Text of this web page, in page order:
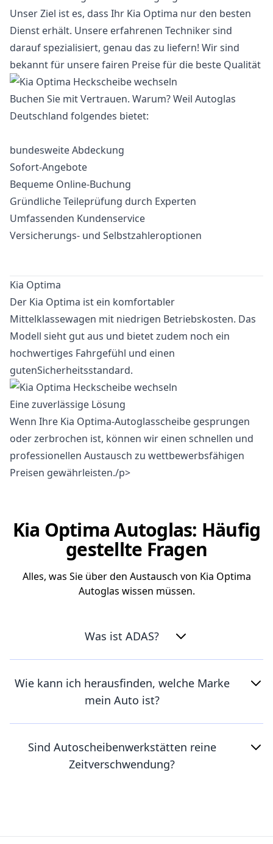
Unser Ziel ist es, dass Ihr Kia Optima nur den besten
Dienst erhält. Unsere erfahrenen Techniker sind
darauf spezialisiert, genau das zu liefern! Wir sind
bekannt für unsere fairen Preise für die beste Qualität
Buchen Sie mit Vertrauen. Warum? Weil Autoglas
Deutschland folgendes bietet:
bundesweite Abdeckung
Sofort-Angebote
Bequeme Online-Buchung
Gründliche Teileprüfung durch Experten
Umfassenden Kundenservice
Versicherungs- und Selbstzahleroptionen
Kia Optima
Der Kia Optima ist ein komfortabler
Mittelklassewagen mit niedrigen Betriebskosten. Das
Modell sieht gut aus und bietet zudem noch ein
hochwertiges Fahrgefühl und einen
gutenSicherheitsstandard.
Eine zuverlässige Lösung
Wenn Ihre Kia Optima-Autoglasscheibe gesprungen
oder zerbrochen ist, können wir einen schnellen und
professionellen Austausch zu wettbewerbsfähigen
Preisen gewährleisten./p>
Kia Optima Autoglas: Häufig
gestellte Fragen
Alles, was Sie über den Austausch von Kia Optima
Autoglas wissen müssen.
Was ist ADAS?
Wie kann ich herausfinden, welche Marke
mein Auto ist?
Sind Autoscheibenwerkstätten reine
Zeitverschwendung?